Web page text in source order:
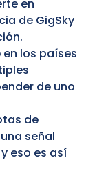
en
de GigSky
los países
de uno
de
señal
eso es así